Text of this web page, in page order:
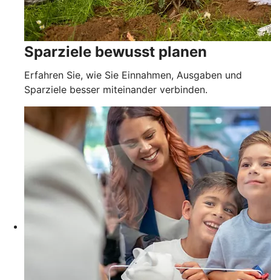
Sparziele bewusst planen
Erfahren Sie, wie Sie Einnahmen, Ausgaben und
Sparziele besser miteinander verbinden.